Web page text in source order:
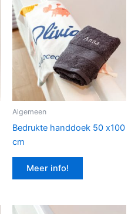
Algemeen
Bedrukte handdoek 50 x100
cm
Meer info!